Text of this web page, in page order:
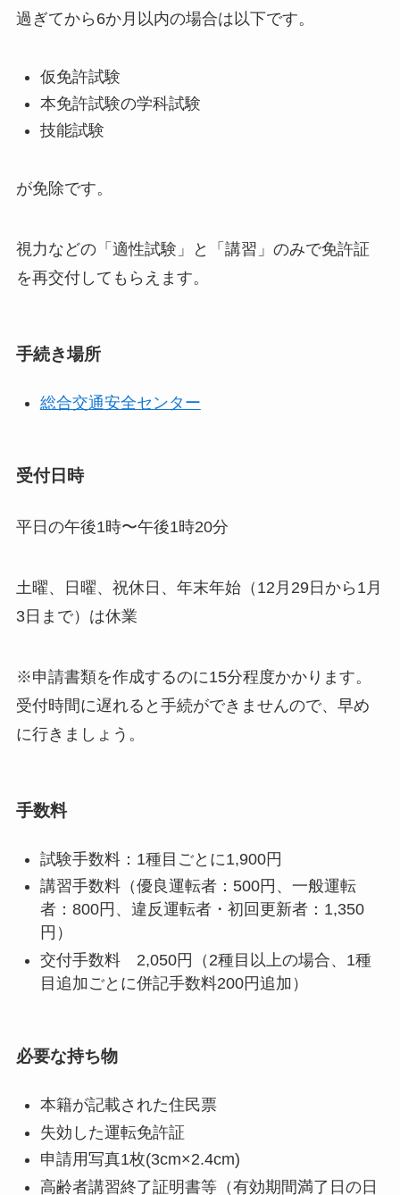
過ぎてから6か月以内の場合は以下です。
仮免許試験
本免許試験の学科試験
技能試験
が免除です。
視力などの「適性試験」と「講習」のみで免許証
を再交付してもらえます。
手続き場所
総合交通安全センター
受付日時
平日の午後1時〜午後1時20分
土曜、日曜、祝休日、年末年始（12月29日から1月
3日まで）は休業
※申請書類を作成するのに15分程度かかります。
受付時間に遅れると手続ができませんので、早め
に行きましょう。
手数料
試験手数料：1種目ごとに1,900円
講習手数料（優良運転者：500円、一般運転
者：800円、違反運転者・初回更新者：1,350
円）
交付手数料 2,050円（2種目以上の場合、1種
目追加ごとに併記手数料200円追加）
必要な持ち物
本籍が記載された住民票
失効した運転免許証
申請用写真1枚(3cm×2.4cm)
高齢者講習終了証明書等（有効期間満了日の日